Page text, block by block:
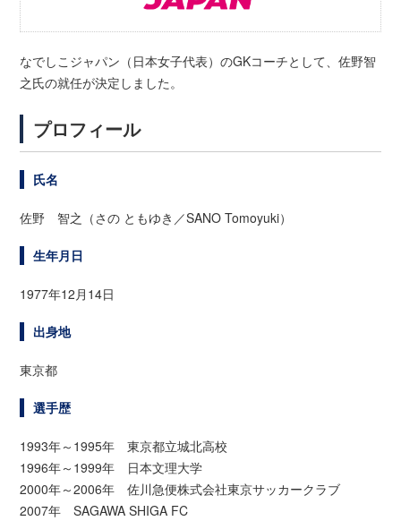
なでしこジャパン（日本女子代表）のGKコーチとして、佐野智
之氏の就任が決定しました。
プロフィール
氏名
佐野 智之（さの ともゆき／SANO Tomoyuki）
生年月日
1977年12月14日
出身地
東京都
選手歴
1993年～1995年 東京都立城北高校
1996年～1999年 日本文理大学
2000年～2006年 佐川急便株式会社東京サッカークラブ
2007年 SAGAWA SHIGA FC